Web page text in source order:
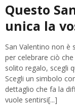
Questo
unica la
San Valentino non è
per celebrare ciò che
solito regalo, scegli
Scegli un simbolo
dettaglio che fa la
vuole sentirsi[...]